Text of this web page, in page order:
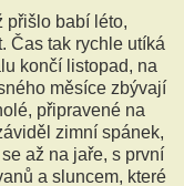
přišlo babí léto,
Čas tak rychle utíká
končí listopad, na
měsíce zbývají
připravené na
zimní spánek,
až na jaře, s první
a sluncem, které